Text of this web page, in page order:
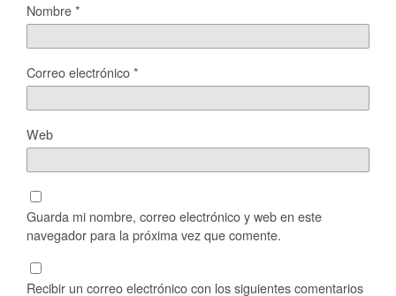
Nombre*
Correo electrónico*
Web
Guarda mi nombre, correo electrónico y web en este
navegador para la próxima vez que comente.
Recibir un correo electrónico con los siguientes comentarios